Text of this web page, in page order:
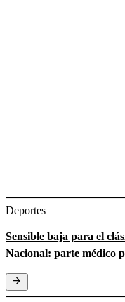
Deportes
Sensible baja para el
Nacional: parte médico